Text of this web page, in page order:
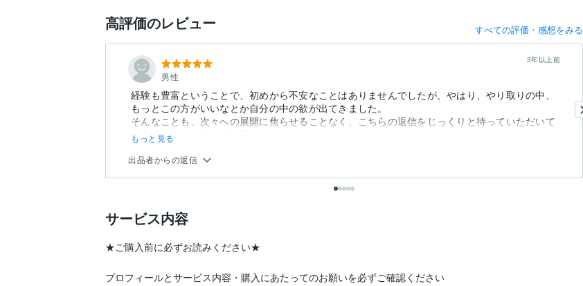
高評価のレビュー すべての評価・感想をみる
男性
3年以上前
経験も豊富ということで、初めから不安なことはありませんでしたが、やはり、やり取りの中、
もっとこの方がいいなとか自分の中の欲が出てきました。
そんなことも、次々への展開に焦らせることなく、こちらの返信をじっくりと待っていただいて
おられとても、安心感を受けました...
もっと見る
出品者からの返信
サービス内容
★ご購入前に必ずお読みください★
プロフィールとサービス内容・購入にあたってのお願いを必ずご確認ください